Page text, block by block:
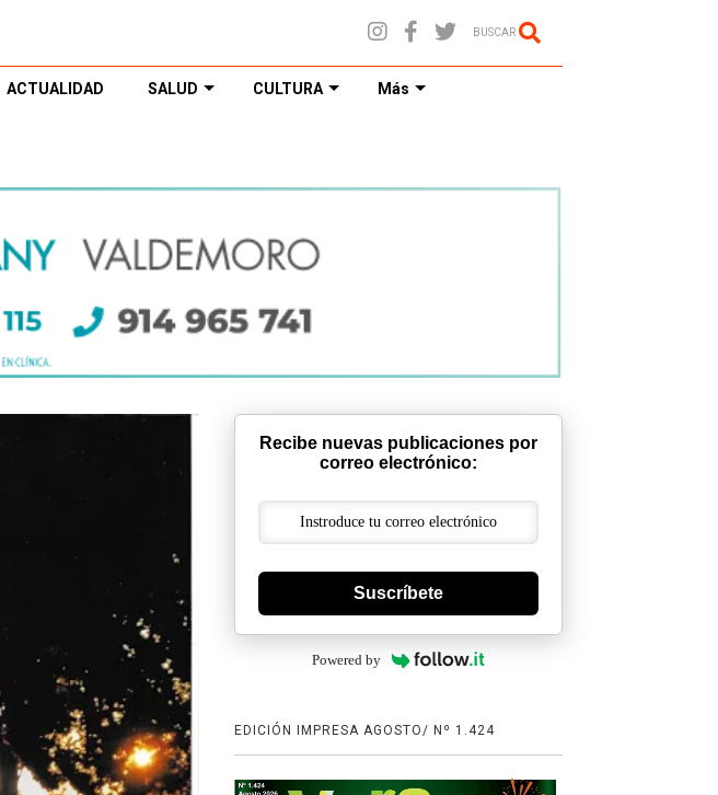
BUSCAR
ACTUALIDAD SALUD CULTURA Más
Recibe nuevas publicaciones por
correo electrónico:
Suscríbete
Powered by
EDICIÓN IMPRESA AGOSTO/ Nº 1.424